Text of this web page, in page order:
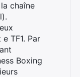
chaîne
TF1. Par
Boxing